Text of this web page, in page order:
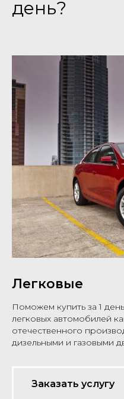
день?
Легковые
Поможем купить за 1
легковых автомобилей
отечественного
дизельными и газовыми
Заказать услугу